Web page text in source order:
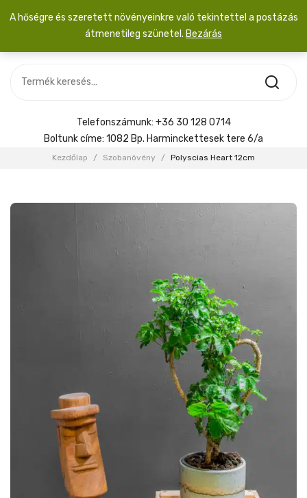
SZOBANÖVÉNY
KIEGÉSZÍTŐK
Menyasszonyi csokor
Telefonszámunk: +36 30 128 0714
Boltunk címe: 1082 Bp. Harminckettesek tere 6/a
Kezdőlap / Szobanövény / Polyscias Heart 12cm
A hőségre és szeretett növényeinkre való tekintettel a postázás
átmenetileg szünetel. Bezárás